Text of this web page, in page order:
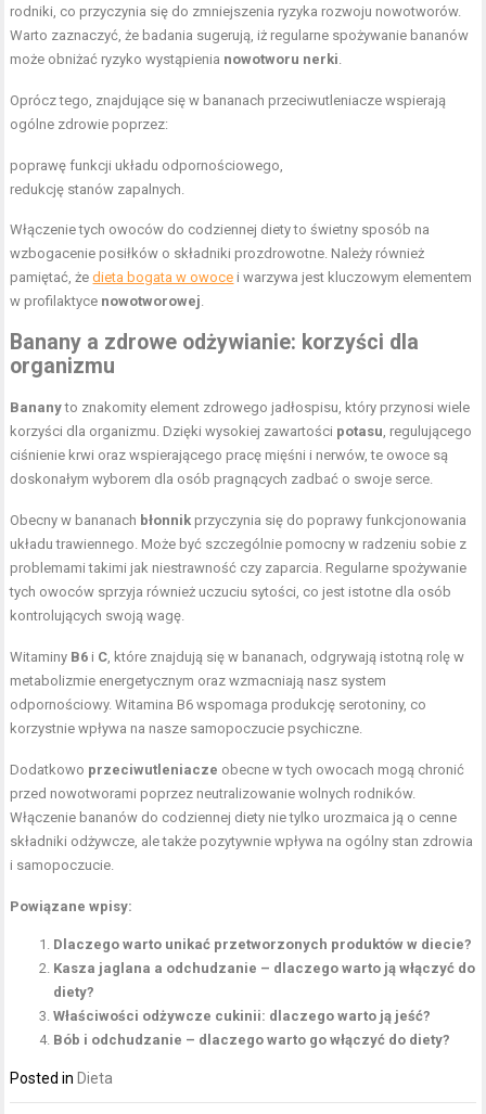
rodniki, co przyczynia się do zmniejszenia ryzyka rozwoju nowotworów.
Warto zaznaczyć, że badania sugerują, iż regularne spożywanie bananów
może obniżać ryzyko wystąpienia nowotworu nerki.
Oprócz tego, znajdujące się w bananach przeciwutleniacze wspierają
ogólne zdrowie poprzez:
poprawę funkcji układu odpornościowego,
redukcję stanów zapalnych.
Włączenie tych owoców do codziennej diety to świetny sposób na
wzbogacenie posiłków o składniki prozdrowotne. Należy również
pamiętać, żedieta bogata w owoce i warzywa jest kluczowym elementem
w profilaktyce nowotworowej.
Banany a zdrowe odżywianie: korzyści dla
organizmu
Bananyto znakomity element zdrowego jadłospisu, który przynosi wiele
korzyści dla organizmu. Dzięki wysokiej zawartości potasu, regulującego
ciśnienie krwi oraz wspierającego pracę mięśni i nerwów, te owoce są
doskonałym wyborem dla osób pragnących zadbać o swoje serce.
Obecny w bananach błonnik przyczynia się do poprawy funkcjonowania
układu trawiennego. Może być szczególnie pomocny w radzeniu sobie z
problemami takimi jak niestrawność czy zaparcia. Regularne spożywanie
tych owoców sprzyja również uczuciu sytości, co jest istotne dla osób
kontrolujących swoją wagę.
Witaminy B6 i C, które znajdują się w bananach, odgrywają istotną rolę w
metabolizmie energetycznym oraz wzmacniają nasz system
odpornościowy. Witamina B6 wspomaga produkcję serotoniny, co
korzystnie wpływa na nasze samopoczucie psychiczne.
Dodatkowo przeciwutleniacze obecne w tych owocach mogą chronić
przed nowotworami poprzez neutralizowanie wolnych rodników.
Włączenie bananów do codziennej diety nie tylko urozmaica ją o cenne
składniki odżywcze, ale także pozytywnie wpływa na ogólny stan zdrowia
i samopoczucie.
Powiązane wpisy:
Dlaczego warto unikać przetworzonych produktów w diecie?
Kasza jaglana a odchudzanie – dlaczego warto ją włączyć do
diety?
Właściwości odżywcze cukinii: dlaczego warto ją jeść?
Bób i odchudzanie – dlaczego warto go włączyć do diety?
Posted in Dieta